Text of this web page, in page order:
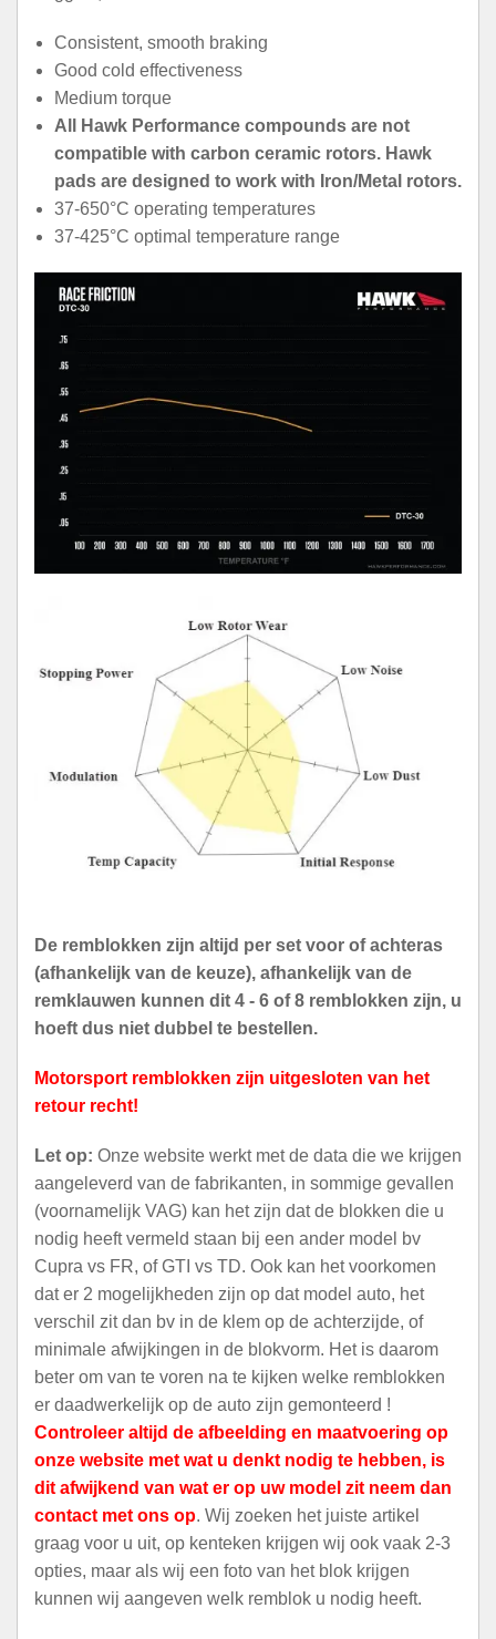
Consistent, smooth braking
Good cold effectiveness
Medium torque
All Hawk Performance compounds are not
compatible with carbon ceramic rotors. Hawk
pads are designed to work with Iron/Metal rotors.
37-650°C operating temperatures
37-425°C optimal temperature range
De remblokken zijn altijd per set voor of achteras
(afhankelijk van de keuze), afhankelijk van de
remklauwen kunnen dit 4 - 6 of 8 remblokken zijn, u
hoeft dus niet dubbel te bestellen.
Motorsport remblokken zijn uitgesloten van het
retour recht!
Let op: Onze website werkt met de data die we krijgen
aangeleverd van de fabrikanten, in sommige gevallen
(voornamelijk VAG) kan het zijn dat de blokken die u
nodig heeft vermeld staan bij een ander model bv
Cupra vs FR, of GTI vs TD. Ook kan het voorkomen
dat er 2 mogelijkheden zijn op dat model auto, het
verschil zit dan bv in de klem op de achterzijde, of
minimale afwijkingen in de blokvorm. Het is daarom
beter om van te voren na te kijken welke remblokken
er daadwerkelijk op de auto zijn gemonteerd !
Controleer altijd de afbeelding en maatvoering op
onze website met wat u denkt nodig te hebben, is
dit afwijkend van wat er op uw model zit neem dan
contact met ons op. Wij zoeken het juiste artikel
graag voor u uit, op kenteken krijgen wij ook vaak 2-3
opties, maar als wij een foto van het blok krijgen
kunnen wij aangeven welk remblok u nodig heeft.